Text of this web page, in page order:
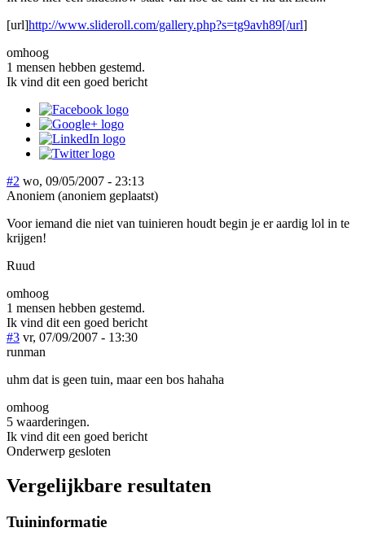
[url]http://www.slideroll.com/gallery.php?s=tg9avh89[/url]
omhoog
1 mensen hebben gestemd.
Ik vind dit een goed bericht
#2 wo, 09/05/2007 - 23:13
Anoniem (anoniem geplaatst)
Voor iemand die niet van tuinieren houdt begin je er aardig lol in te
krijgen!
Ruud
omhoog
1 mensen hebben gestemd.
Ik vind dit een goed bericht
#3 vr, 07/09/2007 - 13:30
runman
uhm dat is geen tuin, maar een bos hahaha
omhoog
5 waarderingen.
Ik vind dit een goed bericht
Onderwerp gesloten
Vergelijkbare resultaten
Tuininformatie